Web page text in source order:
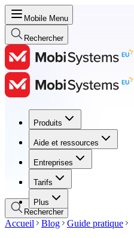
Mobile Menu
Rechercher
Produits
Aide et ressources
Entreprises
Tarifs
Plus
Produits
Aide et ressources
Entreprises
Tarifs
Rechercher
Accueil Blog
Guide pratique